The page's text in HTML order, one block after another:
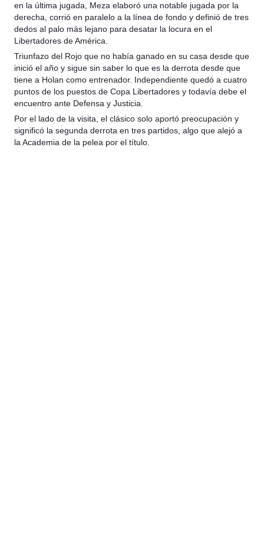
en la última jugada, Meza elaboró una notable jugada por la
derecha, corrió en paralelo a la línea de fondo y definió de tres
dedos al palo más lejano para desatar la locura en el
Libertadores de América.
Triunfazo del Rojo que no había ganado en su casa desde que
inició el año y sigue sin saber lo que es la derrota desde que
tiene a Holan como entrenador. Independiente quedó a cuatro
puntos de los puestos de Copa Libertadores y todavía debe el
encuentro ante Defensa y Justicia.
Por el lado de la visita, el clásico solo aportó preocupación y
significó la segunda derrota en tres partidos, algo que alejó a
la Academia de la pelea por el título.